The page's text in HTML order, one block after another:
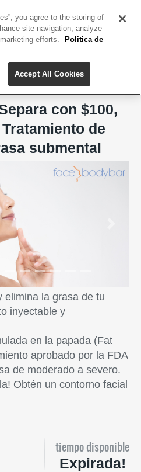
con $100,
de
submental
elimina la grasa de tu
inyectable y
en la papada (Fat
aprobado por la FDA
de moderado a severo.
Obtén un contorno facial
tiempo disponible
Expirada!
you agree to the storing of
site navigation, analyze
efforts.
Politica de
Accept All Cookies